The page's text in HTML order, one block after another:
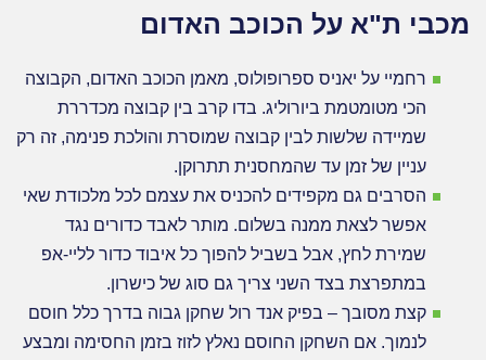
מכבי
מה
מכניס
את
לצמרת
מדד
האושר,
חוויות
של
מיקי
ברקוביץ'
ממחנה
מכבי ת"א על הכוכב האדום
רחמיי על יאניס ספרופולוס, מאמן הכוכב האדום, הקבוצה
הכי מטומטמת ביורוליג. בדו קרב בין קבוצה מכדררת
שמיידה שלשות לבין קבוצה שמוסרת והולכת פנימה, זה רק
עניין של זמן עד שהמחסנית תתרוקן.
הסרבים גם מקפידים להכניס את עצמם לכל מלכודת שאי
אפשר לצאת ממנה בשלום. מותר לאבד כדורים נגד
שמירת לחץ, אבל בשביל להפוך כל איבוד כדור לליי-אפ
במתפרצת בצד השני צריך גם סוג של כישרון.
קצת מסובך – בפיק אנד רול שחקן גבוה בדרך כלל חוסם
לנמוך. אם השחקן החוסם נאלץ לזוז בזמן החסימה ומבצע